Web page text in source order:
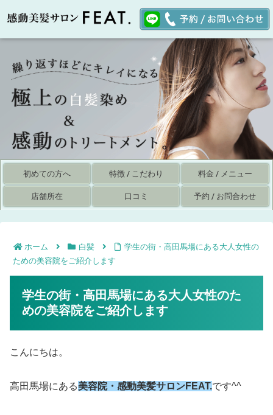
初めての方へ 特徴 / こだわり 料金 / メニュー
店舗所在 口コミ 予約 / お問合わせ
ホーム 白髪
学生の街・高田馬場にある大人女性の
ための美容院をご紹介します
学生の街・高田馬場にある大人女性のた
めの美容院をご紹介します
こんにちは。
高田馬場にある美容院・感動美髪サロンFEAT.です^^